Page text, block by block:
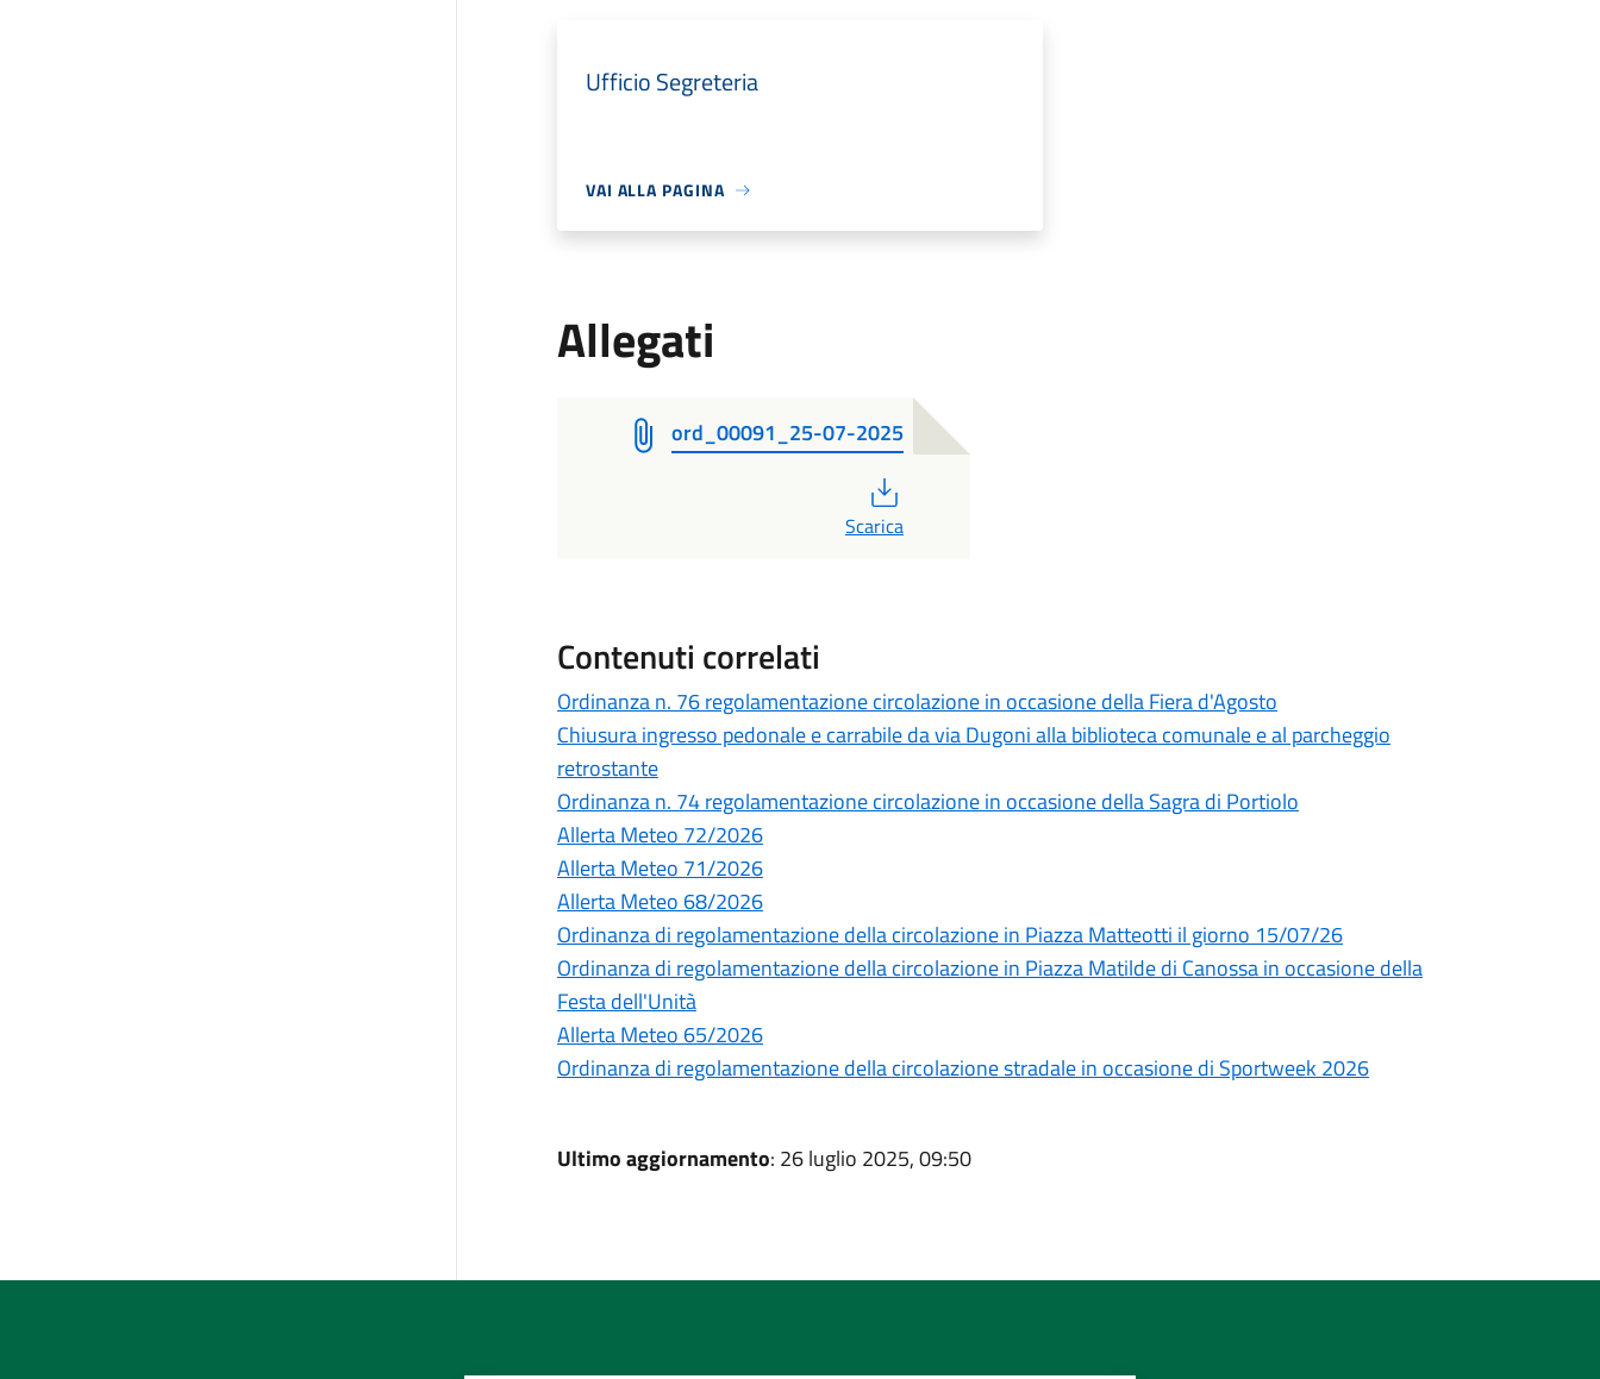
Ufficio Segreteria
VAI ALLA PAGINA
Allegati
ord_00091_25-07-2025
Scarica
Contenuti correlati
Ordinanza n. 76 regolamentazione circolazione in occasione della Fiera d'Agosto
Chiusura ingresso pedonale e carrabile da via Dugoni alla biblioteca comunale e al parcheggio
retrostante
Ordinanza n. 74 regolamentazione circolazione in occasione della Sagra di Portiolo
Allerta Meteo 72/2026
Allerta Meteo 71/2026
Allerta Meteo 68/2026
Ordinanza di regolamentazione della circolazione in Piazza Matteotti il giorno 15/07/26
Ordinanza di regolamentazione della circolazione in Piazza Matilde di Canossa in occasione della
Festa dell'Unità
Allerta Meteo 65/2026
Ordinanza di regolamentazione della circolazione stradale in occasione di Sportweek 2026
Ultimo aggiornamento: 26 luglio 2025, 09:50